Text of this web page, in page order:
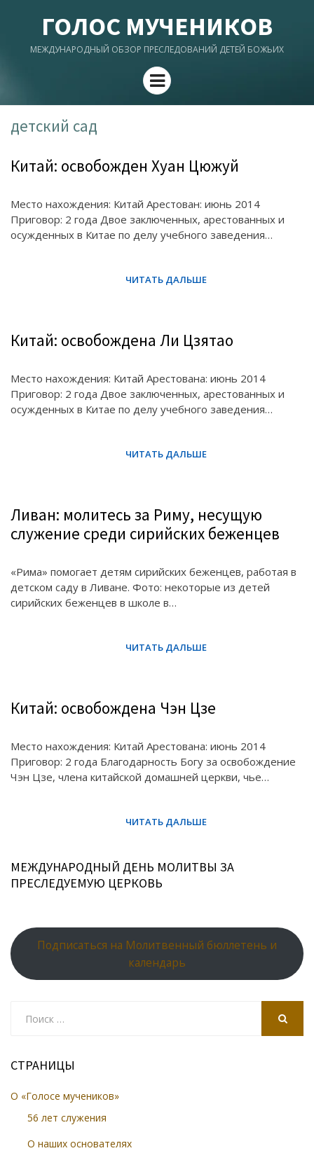
ГОЛОС МУЧЕНИКОВ
МЕЖДУНАРОДНЫЙ ОБЗОР ПРЕСЛЕДОВАНИЙ ДЕТЕЙ БОЖЬИХ
Menu
детский сад
Китай: освобожден Хуан Цюжуй
Место нахождения: Китай Арестован: июнь 2014
Приговор: 2 года Двое заключенных, арестованных и
осужденных в Китае по делу учебного заведения…
Китай: освобождена Ли Цзятао
Место нахождения: Китай Арестована: июнь 2014
Приговор: 2 года Двое заключенных, арестованных и
осужденных в Китае по делу учебного заведения…
Ливан: молитесь за Риму, несущую
служение среди сирийских беженцев
«Рима» помогает детям сирийских беженцев, работая в
детском саду в Ливане. Фото: некоторые из детей
сирийских беженцев в школе в…
Китай: освобождена Чэн Цзе
Место нахождения: Китай Арестована: июнь 2014
Приговор: 2 года Благодарность Богу за освобождение
Чэн Цзе, члена китайской домашней церкви, чье…
МЕЖДУНАРОДНЫЙ ДЕНЬ МОЛИТВЫ ЗА
ПРЕСЛЕДУЕМУЮ ЦЕРКОВЬ
Подписаться на Молитвенный бюллетень и
календарь
СТРАНИЦЫ
О «Голосе мучеников»
56 лет служения
О наших основателях